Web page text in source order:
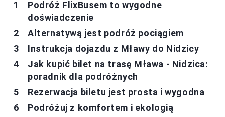
Podróż FlixBusem to wygodne
doświadczenie
Alternatywą jest podróż pociągiem
Instrukcja dojazdu z Mławy do Nidzicy
Jak kupić bilet na trasę Mława - Nidzica:
poradnik dla podróżnych
Rezerwacja biletu jest prosta i wygodna
Podróżuj z komfortem i ekologią